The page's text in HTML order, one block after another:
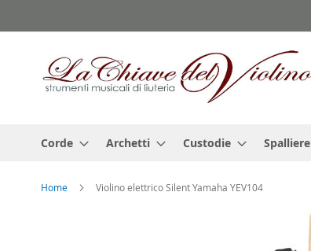
al
Corde Archetti Custodie Spalliere
Home Violino elettrico Silent Yamaha YEV104